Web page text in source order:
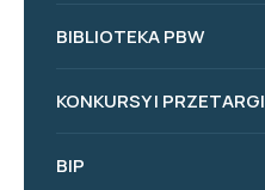
BIBLIOTEKA PBW
KONKURSY I PRZETARGI
BIP